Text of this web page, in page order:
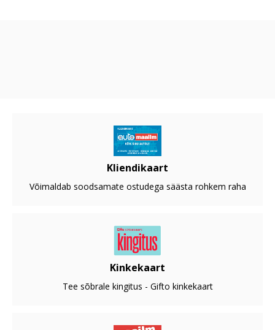
Kliendikaart
Võimaldab soodsamate ostudega säästa rohkem raha
Kinkekaart
Tee sõbrale kingitus - Gifto kinkekaart